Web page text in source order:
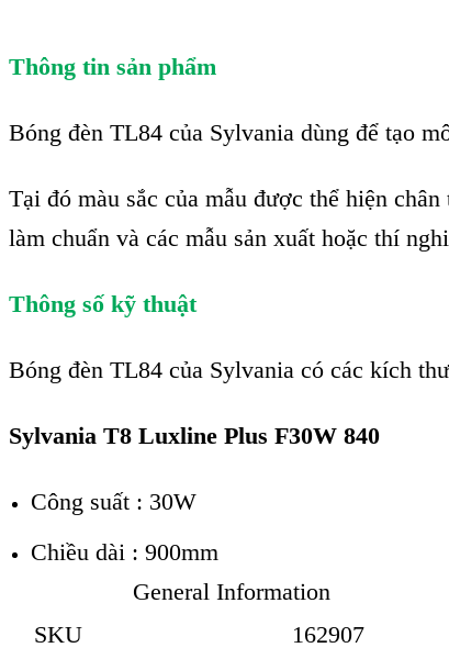
Thông tin sản phẩm
Bóng đèn TL84 của Sylvania dùng để tạo
Tại đó màu sắc của mẫu được thể hiện
làm chuẩn và các mẫu sản xuất hoặc thí
Thông số kỹ thuật
Bóng đèn TL84 của Sylvania có các kích
Sylvania T8 Luxline Plus F30W 840
Công suất : 30W
Chiều dài : 900mm
General Information
SKU
162907